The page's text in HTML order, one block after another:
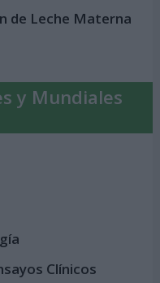
de Leche Materna
y Mundiales
Clínicos